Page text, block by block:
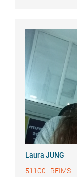
Laura JUNG
51100 | REIMS